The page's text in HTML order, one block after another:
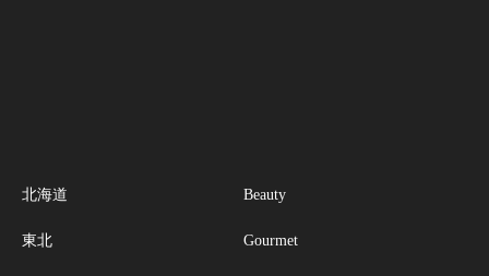
北海道
東北
Beauty
Gourmet